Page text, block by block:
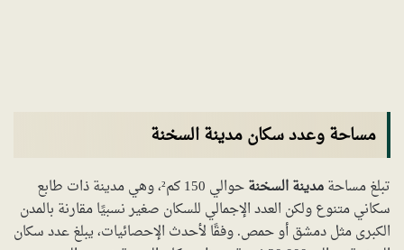
مساحة وعدد سكان مدينة السخنة
تبلغ مساحةمدينة السخنة
حوالي 150 كم²، وهي مدينة ذات طابع
سكاني متنوع ولكن العدد الإجمالي للسكان صغير نسبيًا مقارنة بالمدن
الكبرى مثل دمشق أو حمص. وفقًا لأحدث الإحصائيات، يبلغ عدد سكان